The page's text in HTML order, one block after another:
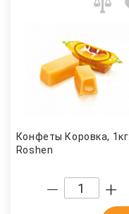
Конфеты Коровка, 1кг.
Roshen